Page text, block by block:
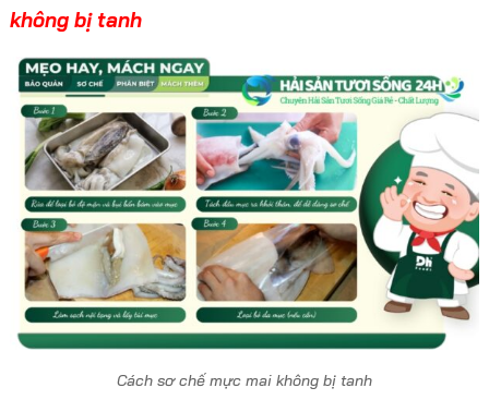
không bị tanh
Cách sơ chế mực mai không bị tanh